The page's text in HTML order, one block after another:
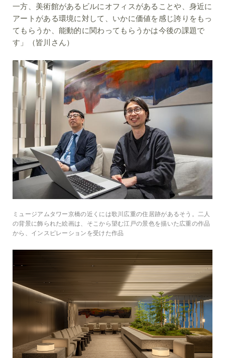
一方、美術館があるビルにオフィスがあることや、身近に
アートがある環境に対して、いかに価値を感じ誇りをもっ
てもらうか、能動的に関わってもらうかは今後の課題で
す」（皆川さん）
ミュージアムタワー京橋の近くには歌川広重の住居跡があるそう。二人
の背景に飾られた絵画は、そこから望む江戸の景色を描いた広重の作品
から、インスピレーションを受けた作品